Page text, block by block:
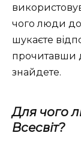
чого люди
шукаєте
прочитавши
знайдете.
Для чого
Всесвіт?